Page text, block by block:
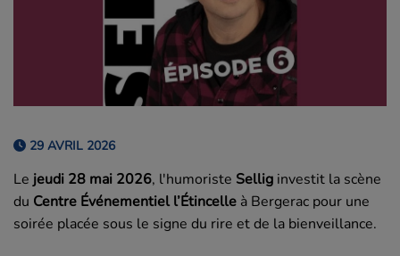
29 AVRIL 2026
Le jeudi 28 mai 2026, l'humoriste Sellig investit la scène
du Centre Événementiel l’Étincelle à Bergerac pour une
soirée placée sous le signe du rire et de la bienveillance.